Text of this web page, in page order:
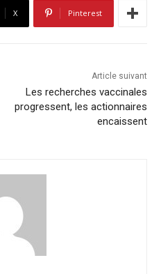
X Pinterest
Article suivant
Les recherches vaccinales
progressent, les actionnaires
encaissent